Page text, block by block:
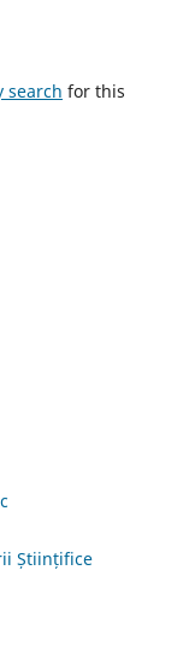
search for this
Științifice